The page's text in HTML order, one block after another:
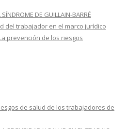
DE GUILLAIN-BARRÉ
del trabajador en el marco jurídico
prevención de los riesgos
de salud de los trabajadores de